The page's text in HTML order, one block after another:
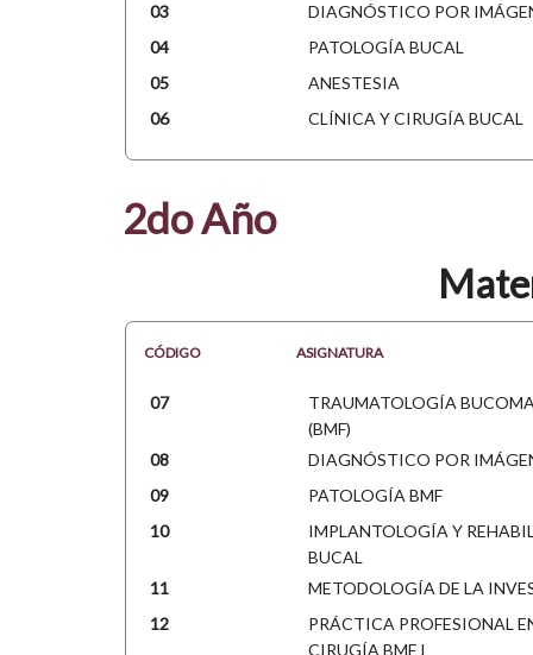
03
DIAGNÓSTICO POR
04
PATOLOGÍA BUCAL
05
ANESTESIA
06
CLÍNICA Y CIRUGÍA BUCAL
2do Año
CÓDIGO ASIGNATURA
07
TRAUMATOLOGÍA
(BMF)
08
DIAGNÓSTICO POR
09
PATOLOGÍA BMF
10
IMPLANTOLOGÍA Y
BUCAL
11
METODOLOGÍA DE LA
12
PRÁCTICA PROFESIONAL
CIRUGÍA BMF I